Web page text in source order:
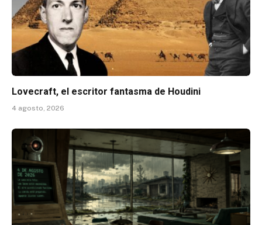
Lovecraft, el escritor fantasma de Houdini
4 agosto, 2026